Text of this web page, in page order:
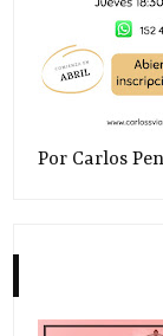
Por Carlos